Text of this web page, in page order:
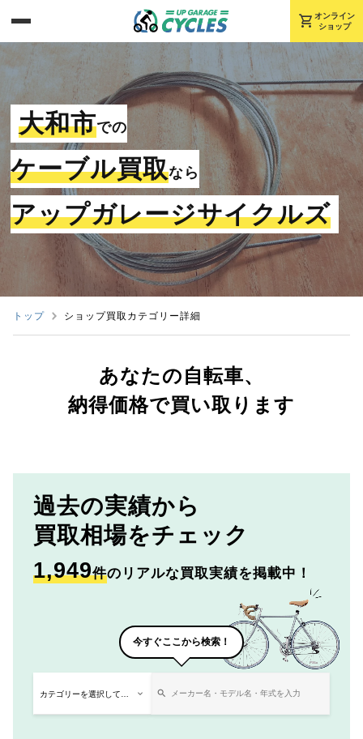
shopping_cart オンライン
ショップ
大和市での
ケーブル買取なら
アップガレージサイクルズ
トップ ショップ買取カテゴリー詳細
あなたの自転車、
納得価格で買い取ります
過去の実績から
買取相場をチェック
1,949件のリアルな買取実績を掲載中！
今すぐここから検索！